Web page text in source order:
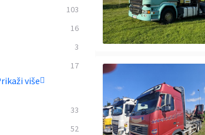
103
16
3
17
više
33
52